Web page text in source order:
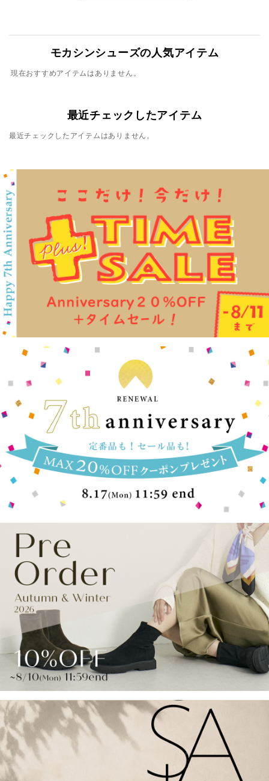
モカシンシューズの人気アイテム
現在おすすめアイテムはありません。
最近チェックしたアイテム
最近チェックしたアイテムはありません。